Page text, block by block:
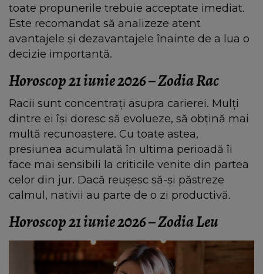
toate propunerile trebuie acceptate imediat.
Este recomandat să analizeze atent
avantajele și dezavantajele înainte de a lua o
decizie importantă.
Horoscop 21 iunie 2026 – Zodia Rac
Racii sunt concentrați asupra carierei. Mulți
dintre ei își doresc să evolueze, să obțină mai
multă recunoaștere. Cu toate astea,
presiunea acumulată în ultima perioadă îi
face mai sensibili la criticile venite din partea
celor din jur. Dacă reușesc să-și păstreze
calmul, nativii au parte de o zi productivă.
Horoscop 21 iunie 2026 – Zodia Leu